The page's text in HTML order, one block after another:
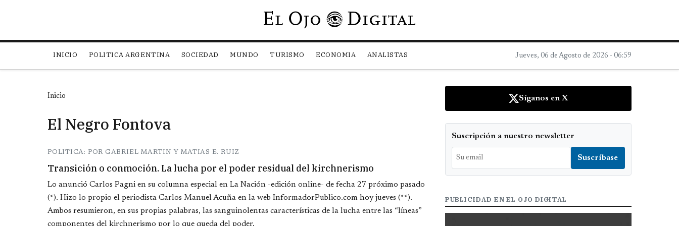
Pasar al contenido principal
INICIO POLITICA ARGENTINA SOCIEDAD MUNDO TURISMO ECONOMIA ANALISTAS Jueves, 06 de Agosto de 2026 - 06:59
Inicio
El Negro Fontova
POLITICA: POR GABRIEL MARTIN Y MATIAS E. RUIZ
Transición o conmoción. La lucha por el poder residual del kirchnerismo
Lo anunció Carlos Pagni en su columna especial en La Nación -edición online- de fecha 27 próximo pasado
(*). Hizo lo propio el periodista Carlos Manuel Acuña en la web InformadorPublico.com hoy jueves (**).
Ambos resumieron, en sus propias palabras, las sanguinolentas características de la lucha entre las “líneas”
componentes del kirchnerismo por lo que queda del poder.
Síganos en X
Suscripción a nuestro newsletter
PUBLICIDAD EN EL OJO DIGITAL